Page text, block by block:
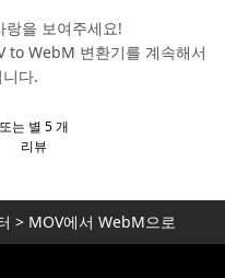
랑을 보여주세요!
to WebM 변환기를 계속해서
다.
또는 별 5 개
리뷰
> MOV에서 WebM으로